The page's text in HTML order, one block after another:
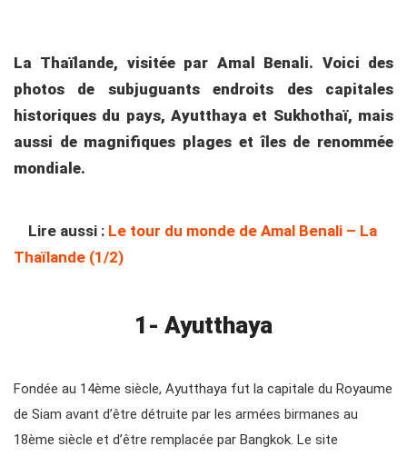
La Thaïlande, visitée par Amal Benali. Voici des
photos de subjuguants endroits des capitales
historiques du pays, Ayutthaya et Sukhothaï, mais
aussi de magnifiques plages et îles de renommée
mondiale.
Lire aussi : Le tour du monde de Amal Benali – La
Thaïlande (1/2)
1- Ayutthaya
Fondée au 14ème siècle, Ayutthaya fut la capitale du Royaume
de Siam avant d’être détruite par les armées birmanes au
18ème siècle et d’être remplacée par Bangkok. Le site